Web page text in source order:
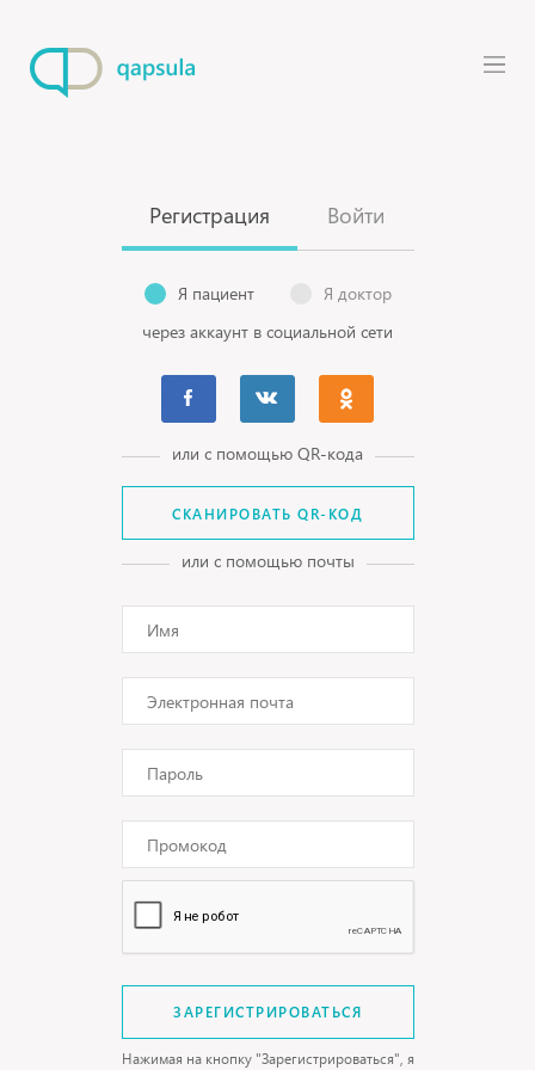
Регистрация Войти
Я пациент
Я доктор
через аккаунт в социальной сети
или с помощью QR-кода
СКАНИРОВАТЬ QR-КОД
или с помощью почты
ЗАРЕГИСТРИРОВАТЬСЯ
Нажимая на кнопку "Зарегистрироваться", я